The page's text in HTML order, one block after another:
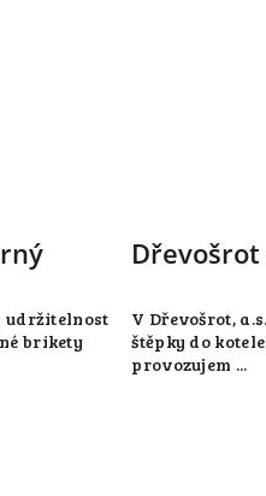
udržitelnost
brikety
V Dřevošrot,
štěpky do
provozujem ...